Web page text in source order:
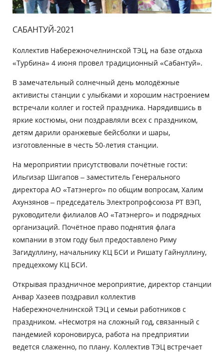
САБАНТУЙ-2021
Коллектив Набережночелнинской ТЭЦ, на базе отдыха
«Турбина» 4 июня провел традиционный «Сабантуй».
В замечательный солнечный день молодёжные
активисты станции с улыбками и хорошим настроением
встречали коллег и гостей праздника. Нарядившись в
яркие костюмы, они поздравляли всех с праздником,
детям дарили оранжевые бейсболки и шары,
изготовленные в честь 50-летия станции.
На мероприятии присутствовали почётные гости:
Ильгизар Шигапов – заместитель Генерального
директора АО «Татэнерго» по общим вопросам, Халим
Ахунзянов – председатель Электропрофсоюза РТ ВЭП,
руководители филиалов АО «Татэнерго» и подрядных
организаций. Почётное право поднятия флага
компании в этом году был предоставлено Риму
Загидуллину, начальнику КЦ БСИ и Ришату Гайнуллину,
предцехкому КЦ БСИ.
Открывая праздничное мероприятие, директор станции
Анвар Хазеев поздравил коллектив
Набережночелнинской ТЭЦ и семьи работников с
праздником. «Несмотря на сложный год, связанный с
пандемией короновируса, работа на предприятии
ведется слаженно, по плану. Коллектив ТЭЦ встречает